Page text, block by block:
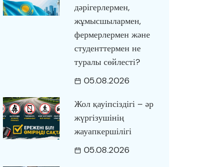
дәрігерлермен,
жұмысшылармен,
фермерлермен және
студенттермен не
туралы сөйлесті?
05.08.2026
Жол қауіпсіздігі – әр
жүргізушінің
жауапкершілігі
05.08.2026